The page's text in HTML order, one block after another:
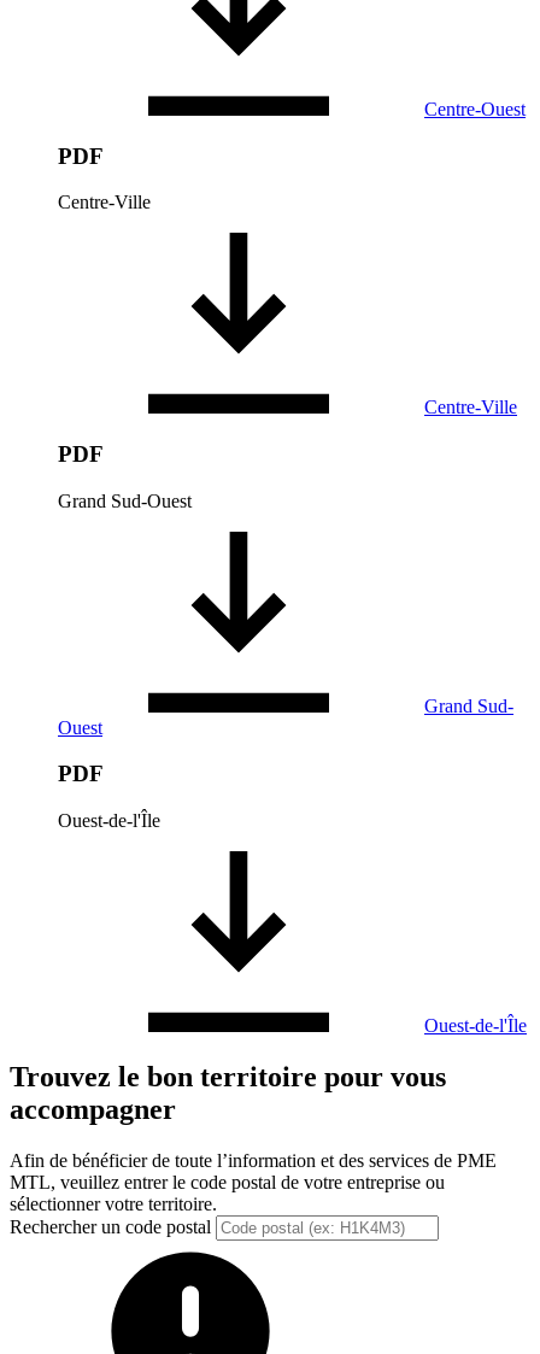
Centre-Ouest
PDF
Centre-Ville
Centre-Ville
PDF
Grand Sud-Ouest
Grand Sud-
Ouest
PDF
Ouest-de-l'Île
Ouest-de-l'Île
Trouvez le bon territoire pour vous
accompagner
Afin de bénéficier de toute l’information et des services de PME
MTL, veuillez entrer le code postal de votre entreprise ou
sélectionner votre territoire.
Rechercher un code postal